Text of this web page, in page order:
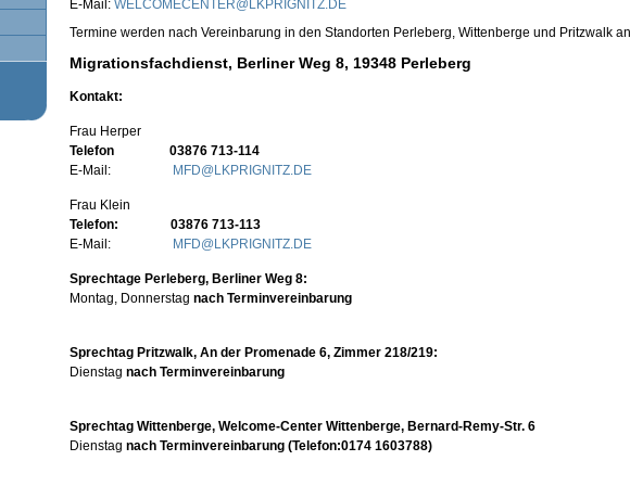
E-Mail: WELCOMECENTER@LKPRIGNITZ.DE
Termine werden nach Vereinbarung in den Standorten Perleberg, Wittenberge und Pritzwalk
Migrationsfachdienst, Berliner Weg 8, 19348 Perleberg
Kontakt:
Frau Herper
Telefon 03876 713-114
E-Mail:
MFD@LKPRIGNITZ.DE
Frau Klein
Telefon:
03876 713-113
E-Mail:
MFD@LKPRIGNITZ.DE
Sprechtage Perleberg, Berliner Weg 8:
Montag, Donnerstag nach Terminvereinbarung
Sprechtag Pritzwalk, An der Promenade 6, Zimmer 218/219:
Dienstag nach Terminvereinbarung
Sprechtag Wittenberge, Welcome-Center Wittenberge, Bernard-Remy-Str. 6
Dienstag nach Terminvereinbarung (Telefon:0174 1603788)